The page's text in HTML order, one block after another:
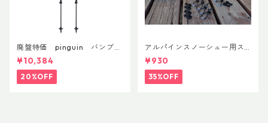
廃盤特価 pinguin バンブー
FLフォーム(ペア)
¥10,384
20%OFF
アルパインスノーシュー用ス
トラップキャッチ(ペア)
¥930
35%OFF